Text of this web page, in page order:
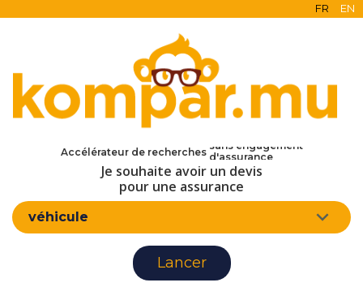
FR EN
Accélérateur de recherches en ligne
gratuit
sans engagement
d'assurance
Je souhaite avoir un devis
pour une assurance
véhicule
Lancer